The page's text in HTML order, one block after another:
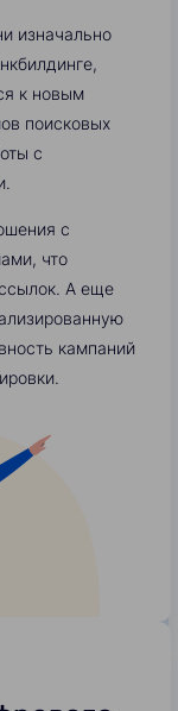
изначально
к новым
поисковых
с
с
что
А еще
кампаний